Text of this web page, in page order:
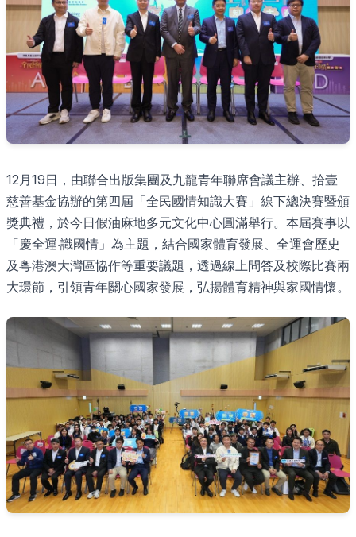
12月19日，由聯合出版集團及九龍青年聯席會議主辦、拾壹
慈善基金協辦的第四屆「全民國情知識大賽」線下總決賽暨頒
獎典禮，於今日假油麻地多元文化中心圓滿舉行。本屆賽事以
「慶全運‧識國情」為主題，結合國家體育發展、全運會歷史
及粵港澳大灣區協作等重要議題，透過線上問答及校際比賽兩
大環節，引領青年關心國家發展，弘揚體育精神與家國情懷。